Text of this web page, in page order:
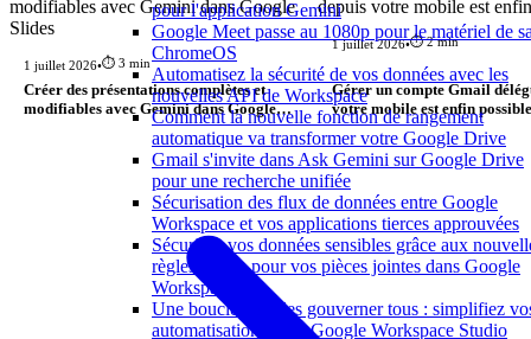
pour l'application Gemini
Google Meet passe au 1080p pour le matériel de
ChromeOS
Automatisez la sécurité de vos données avec les
nouvelles API de Workspace
Comment la nouvelle fonction de rangement
automatique va transformer votre Google Drive
Gmail s'invite dans Ask Gemini sur Google Drive
pour une recherche unifiée
Sécurisation des flux de données entre Google
Workspace et vos applications tierces approuvées
Sécurisez vos données sensibles grâce aux
règles de dlp pour vos pièces jointes dans Google
Workspace
Une boucle pour les gouverner tous : simplifiez
automatisations dans Google Workspace Studio
1 juillet 2026•⏱️ 3 min
Créer des présentations complètes et
modifiables avec Gemini dans Google
1 juillet 2026•⏱️ 2 min
Gérer un compte Gmail
votre mobile est enfin possible